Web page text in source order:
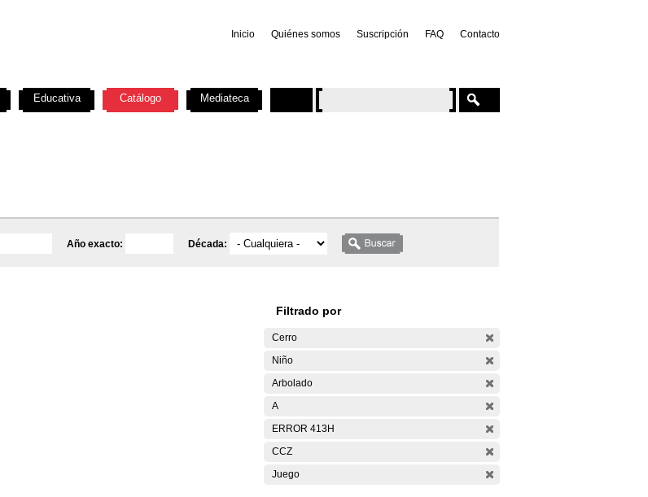
Inicio Quiénes somos Suscripción FAQ Contacto
Año exacto: Década:
Filtrado por
Cerro
Niño
Arbolado
A
ERROR 413H
CCZ
Juego
Educativa Catálogo Mediateca